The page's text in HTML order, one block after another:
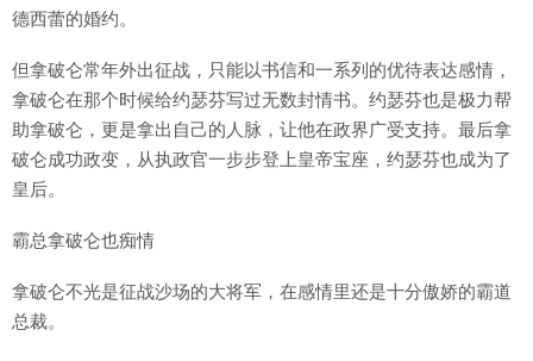
德西蕾的婚约。
但拿破仑常年外出征战，只能以书信和一系列的优待表达感情，
拿破仑在那个时候给约瑟芬写过无数封情书。约瑟芬也是极力帮
助拿破仑，更是拿出自己的人脉，让他在政界广受支持。最后拿
破仑成功政变，从执政官一步步登上皇帝宝座，约瑟芬也成为了
皇后。
霸总拿破仑也痴情
拿破仑不光是征战沙场的大将军，在感情里还是十分傲娇的霸道
总裁。